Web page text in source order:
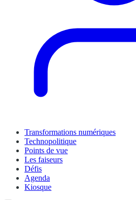
Transformations numériques
Technopolitique
Points de vue
Les faiseurs
Défis
Agenda
Kiosque